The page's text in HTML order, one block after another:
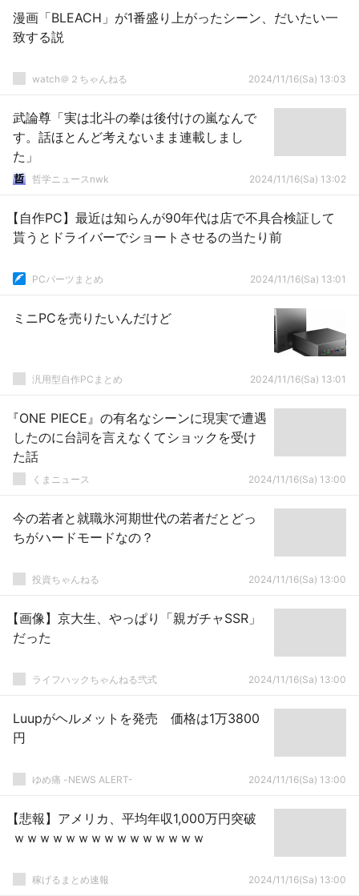
漫画「BLEACH」が1番盛り上がったシーン、だいたい一
致する説
watch＠２ちゃんねる 2024/11/16(Sa) 13:03
武論尊「実は北斗の拳は後付けの嵐なんで
す。話ほとんど考えないまま連載しまし
た」
哲学ニュースnwk 2024/11/16(Sa) 13:02
【自作PC】最近は知らんが90年代は店で不具合検証して
貰うとドライバーでショートさせるの当たり前
PCパーツまとめ 2024/11/16(Sa) 13:01
ミニPCを売りたいんだけど
汎用型自作PCまとめ 2024/11/16(Sa) 13:01
『ONE PIECE』の有名なシーンに現実で遭遇
したのに台詞を言えなくてショックを受け
た話
くまニュース 2024/11/16(Sa) 13:00
今の若者と就職氷河期世代の若者だとどっ
ちがハードモードなの？
投資ちゃんねる 2024/11/16(Sa) 13:00
【画像】京大生、やっぱり「親ガチャSSR」
だった
ライフハックちゃんねる弐式 2024/11/16(Sa) 13:00
Luupがヘルメットを発売 価格は1万3800
円
ゆめ痛 -NEWS ALERT- 2024/11/16(Sa) 13:00
【悲報】アメリカ、平均年収1,000万円突破
ｗｗｗｗｗｗｗｗｗｗｗｗｗｗｗ
稼げるまとめ速報 2024/11/16(Sa) 13:00